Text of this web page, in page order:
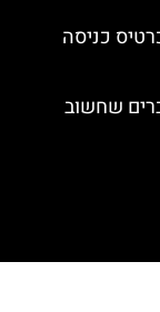
כניסה
שחשוב